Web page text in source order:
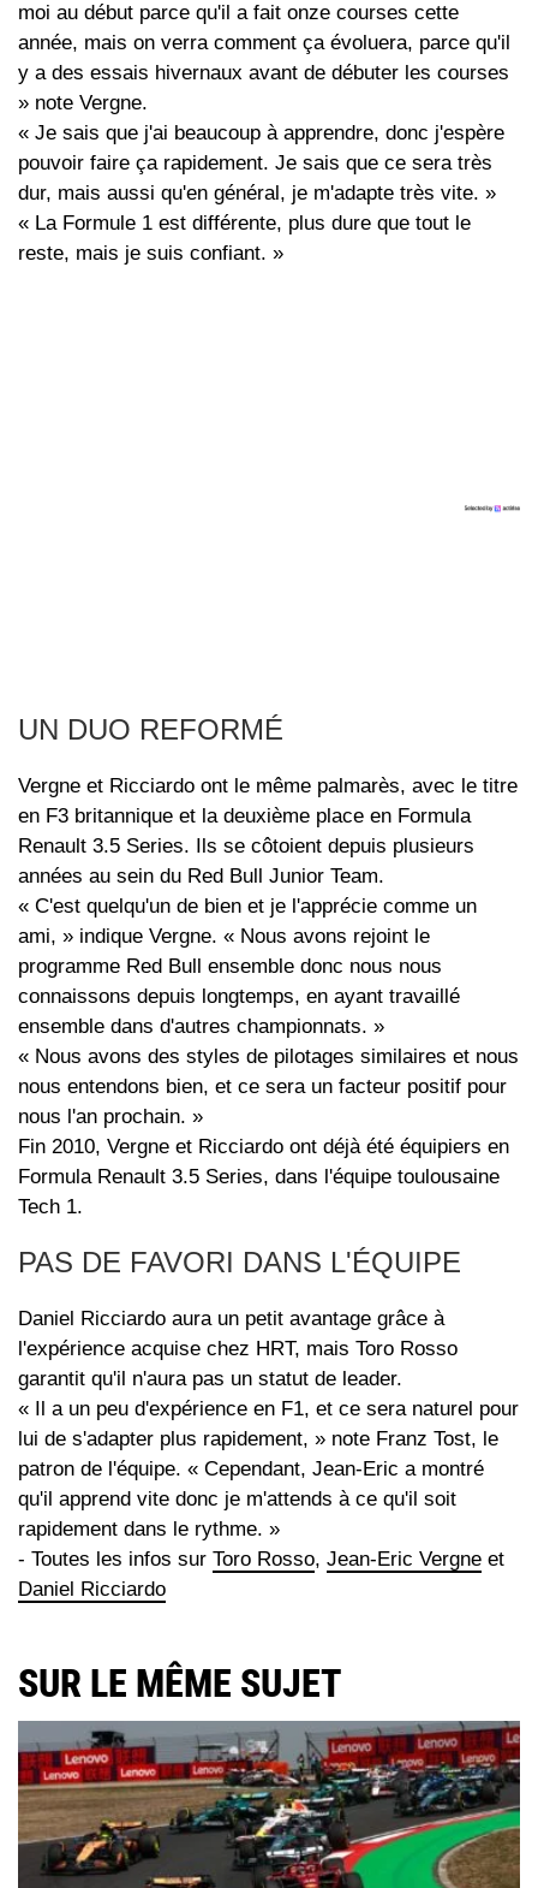
moi au début parce qu'il a fait onze courses cette
année, mais on verra comment ça évoluera, parce qu'il
y a des essais hivernaux avant de débuter les courses
» note Vergne.
« Je sais que j'ai beaucoup à apprendre, donc j'espère
pouvoir faire ça rapidement. Je sais que ce sera très
dur, mais aussi qu'en général, je m'adapte très vite. »
« La Formule 1 est différente, plus dure que tout le
reste, mais je suis confiant. »
UN DUO REFORMÉ
Vergne et Ricciardo ont le même palmarès, avec le titre
en F3 britannique et la deuxième place en Formula
Renault 3.5 Series. Ils se côtoient depuis plusieurs
années au sein du Red Bull Junior Team.
« C'est quelqu'un de bien et je l'apprécie comme un
ami, » indique Vergne. « Nous avons rejoint le
programme Red Bull ensemble donc nous nous
connaissons depuis longtemps, en ayant travaillé
ensemble dans d'autres championnats. »
« Nous avons des styles de pilotages similaires et nous
nous entendons bien, et ce sera un facteur positif pour
nous l'an prochain. »
Fin 2010, Vergne et Ricciardo ont déjà été équipiers en
Formula Renault 3.5 Series, dans l'équipe toulousaine
Tech 1.
PAS DE FAVORI DANS L'ÉQUIPE
Daniel Ricciardo aura un petit avantage grâce à
l'expérience acquise chez HRT, mais Toro Rosso
garantit qu'il n'aura pas un statut de leader.
« Il a un peu d'expérience en F1, et ce sera naturel pour
lui de s'adapter plus rapidement, » note Franz Tost, le
patron de l'équipe. « Cependant, Jean-Eric a montré
qu'il apprend vite donc je m'attends à ce qu'il soit
rapidement dans le rythme. »
- Toutes les infos sur Toro Rosso, Jean-Eric Vergne et
Daniel Ricciardo
SUR LE MÊME SUJET